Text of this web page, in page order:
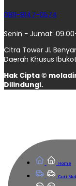
Home
Cari
0811-8147-0574
Senin - Jumat:
Citra Tower Jl.
Daerah Khusus
Hak Cipta ©
Dilindungi.